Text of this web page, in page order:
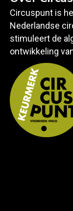
Circuspunt is
Nederlandse
stimuleert de
ontwikkeling